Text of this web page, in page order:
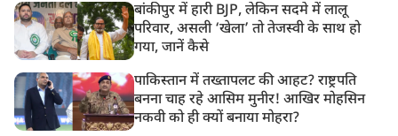
बांकीपुर में हारी BJP, लेकिन सदमे में लालू
परिवार, असली ‘खेला’ तो तेजस्वी के साथ हो
गया, जानें कैसे
पाकिस्तान में तख्तापलट की आहट? राष्ट्रपति
बनना चाह रहे आसिम मुनीर! आखिर मोहसिन
नकवी को ही क्यों बनाया मोहरा?